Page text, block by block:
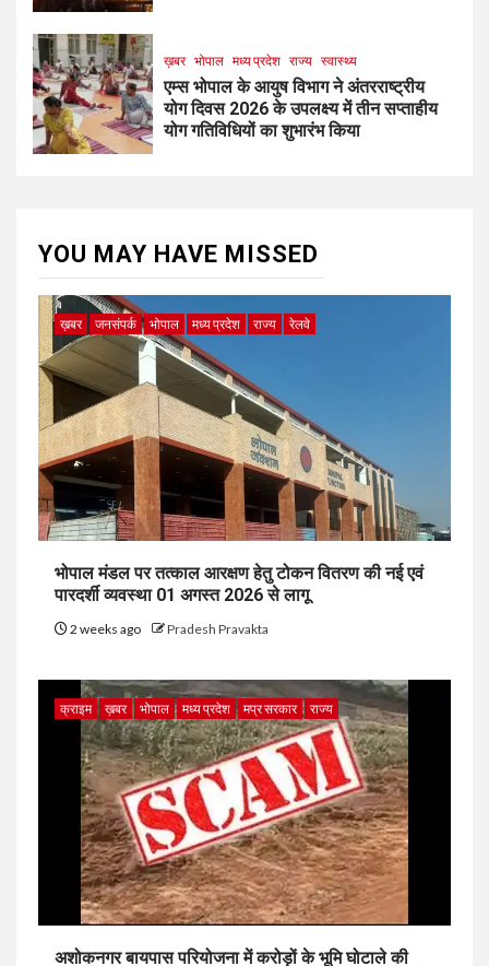
ख़बर भोपाल मध्य प्रदेश राज्य स्वास्थ्य
एम्स भोपाल के आयुष विभाग ने अंतरराष्ट्रीय
योग दिवस 2026 के उपलक्ष्य में तीन सप्ताहीय
योग गतिविधियों का शुभारंभ किया
YOU MAY HAVE MISSED
ख़बर जनसंपर्क भोपाल मध्य प्रदेश राज्य रेलवे
भोपाल मंडल पर तत्काल आरक्षण हेतु टोकन वितरण की नई एवं
पारदर्शी व्यवस्था 01 अगस्त 2026 से लागू
2 weeks ago Pradesh Pravakta
क्राइम ख़बर भोपाल मध्य प्रदेश मप्र सरकार राज्य
अशोकनगर बायपास परियोजना में करोड़ों के भूमि घोटाले की